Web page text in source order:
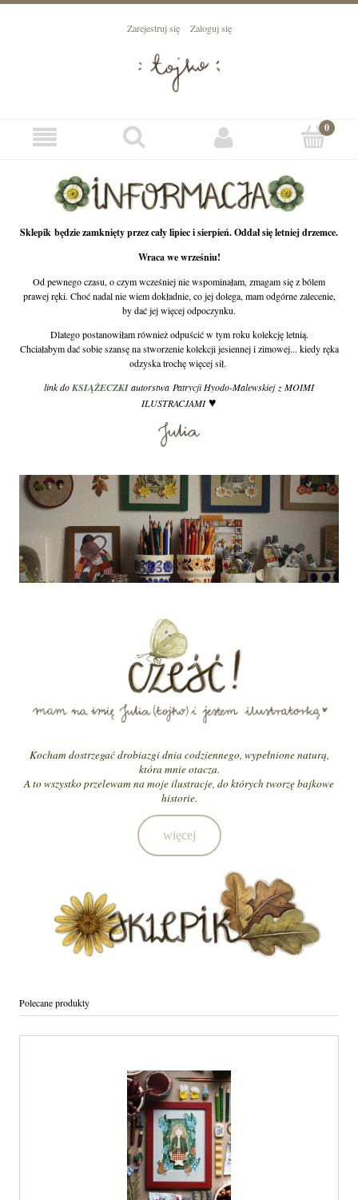
Zarejestruj się Zaloguj się
Sklepik będzie zamknięty przez cały lipiec i sierpień. Oddał się letniej drzemce.
Wraca we wrześniu!
Od pewnego czasu, o czym wcześniej nie wspominałam, zmagam się z bólem
prawej ręki. Choć nadal nie wiem dokładnie, co jej dolega, mam odgórne zalecenie,
by dać jej więcej odpoczynku.
Dlatego postanowiłam również odpuścić w tym roku kolekcję letnią.
Chciałabym dać sobie szansę na stworzenie kolekcji jesiennej i zimowej... kiedy ręka
odzyska trochę więcej sił.
link doKSIĄŻECZKIautorstwa Patrycji Hyodo-Malewskiej z MOIMI
ILUSTRACJAMI♥
Kocham dostrzegać drobiazgi dnia codziennego, wypełnione naturą,
która mnie otacza.
A to wszystko przelewam na moje ilustracje, do których tworzę bajkowe
historie.
więcej
Polecane produkty